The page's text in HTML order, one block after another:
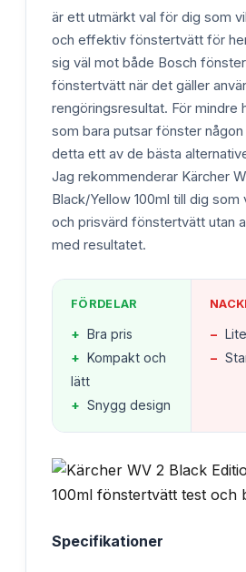
är ett utmärkt val för dig som
och effektiv fönstertvätt för
sig väl mot både Bosch
fönstertvätt när det gäller
rengöringsresultat. För mindre
som bara putsar fönster någon
detta ett av de bästa
Jag rekommenderar Kärcher
Black/Yellow 100ml till dig som
och prisvärd fönstertvätt utan
med resultatet.
FÖRDELAR
+ Bra pris
+ Kompakt och
lätt
+ Snygg design
−
−
Specifikationer